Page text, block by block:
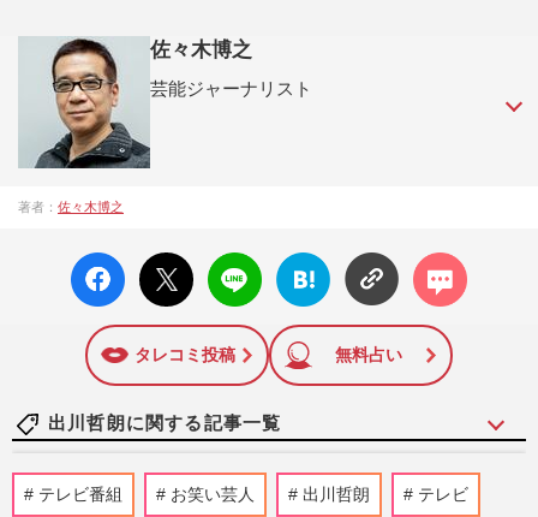
佐々木博之
芸能ジャーナリスト
り、テレビ・ラジオ番組などでコメンテーターとしても活躍
著者： 佐々木博之
facebo
ok い
X ポス
ト
LINE
はてな
ブック
に追加
コメン
ト
タレコミ投稿 無料占い
出川哲朗に関する記事一覧
和田アキ子、『アッコにおまかせ!』最終
回まで貫いた“昭和ノリ”と物議醸した過去
テレビ番組 お笑い芸人 出川哲朗 テレビ